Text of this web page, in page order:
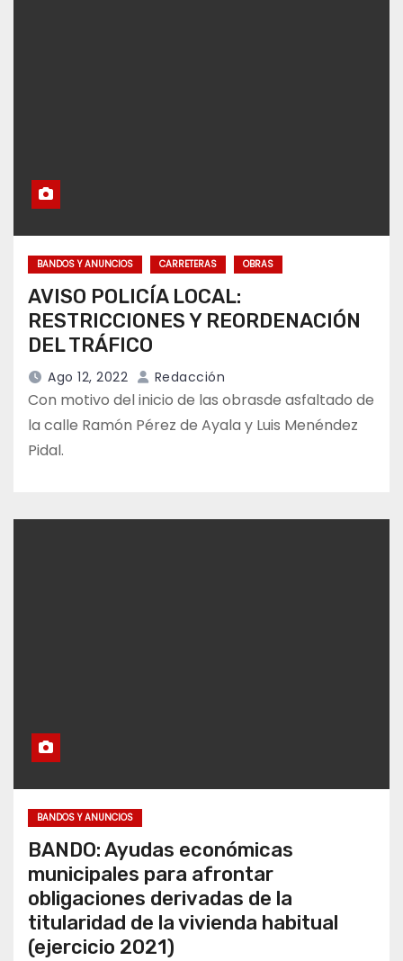
BANDOS Y ANUNCIOS CARRETERAS OBRAS
AVISO POLICÍA LOCAL:
RESTRICCIONES Y REORDENACIÓN
DEL TRÁFICO
Ago 12, 2022 Redacción
Con motivo del inicio de las obrasde asfaltado de
la calle Ramón Pérez de Ayala y Luis Menéndez
Pidal.
BANDOS Y ANUNCIOS
BANDO: Ayudas económicas
municipales para afrontar
obligaciones derivadas de la
titularidad de la vivienda habitual
(ejercicio 2021)